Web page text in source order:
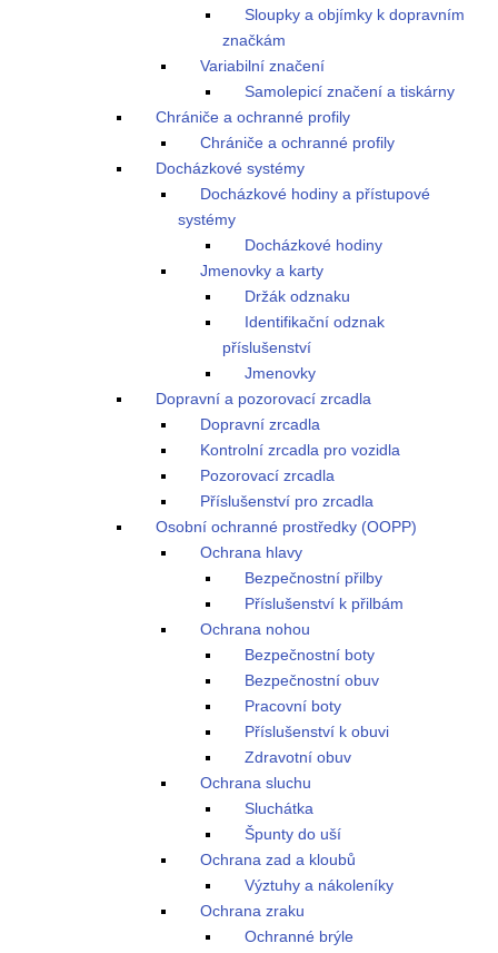
Sloupky a objímky k dopravním
značkám
Variabilní značení
Samolepicí značení a tiskárny
Chrániče a ochranné profily
Chrániče a ochranné profily
Docházkové systémy
Docházkové hodiny a přístupové
systémy
Docházkové hodiny
Jmenovky a karty
Držák odznaku
Identifikační odznak
příslušenství
Jmenovky
Dopravní a pozorovací zrcadla
Dopravní zrcadla
Kontrolní zrcadla pro vozidla
Pozorovací zrcadla
Příslušenství pro zrcadla
Osobní ochranné prostředky (OOPP)
Ochrana hlavy
Bezpečnostní přilby
Příslušenství k přilbám
Ochrana nohou
Bezpečnostní boty
Bezpečnostní obuv
Pracovní boty
Příslušenství k obuvi
Zdravotní obuv
Ochrana sluchu
Sluchátka
Špunty do uší
Ochrana zad a kloubů
Výztuhy a nákoleníky
Ochrana zraku
Ochranné brýle